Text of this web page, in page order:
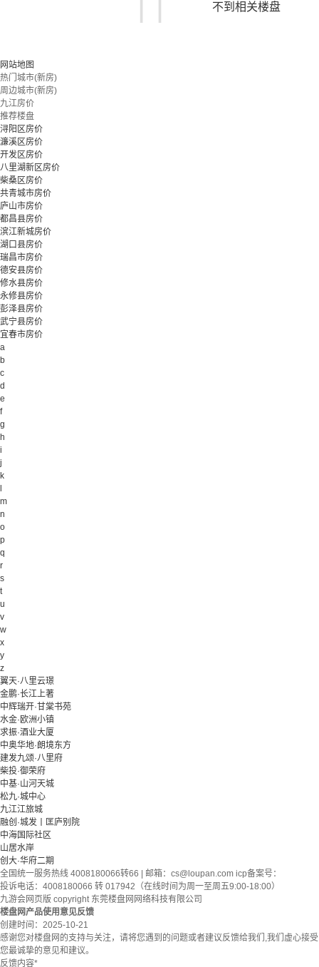
不到相关楼盘
网站地图
热门城市(新房)
周边城市(新房)
九江房价
推荐楼盘
浔阳区房价
濂溪区房价
开发区房价
八里湖新区房价
柴桑区房价
共青城市房价
庐山市房价
都昌县房价
滨江新城房价
湖口县房价
瑞昌市房价
德安县房价
修水县房价
永修县房价
彭泽县房价
武宁县房价
宜春市房价
a
b
c
d
e
f
g
h
i
j
k
m
n
o
p
q
r
s
t
u
v
w
x
y
z
翼天·八里云璟
金鹏·长江上著
中辉瑞开·甘棠书苑
水金·欧洲小镇
求振·酒业大厦
中奥华地·朗境东方
建发九颂·八里府
柴投·御荣府
中基·山河天城
松九·城中心
九江江旅城
融创·城发丨匡庐别院
中海国际社区
山居水岸
创大·华府二期
全国统一服务热线 4008180066转66 | 邮箱： cs@loupan.com icp备案号：
投诉电话：4008180066 转 017942（在线时间为周一至周五9:00-18:00）
九游会网页版 copyright 东莞楼盘网网络科技有限公司
楼盘网产品使用意见反馈
创建时间： 2025-10-21
感谢您对楼盘网的支持与关注，请将您遇到的问题或者建议反馈给我们,我们虚心接受
您最诚挚的意见和建议。
反馈内容*